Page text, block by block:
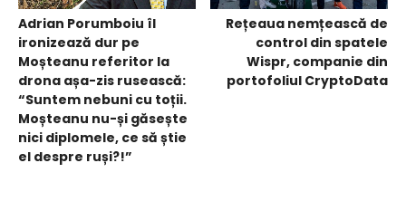
Adrian Porumboiu îl
ironizează dur pe
Moșteanu referitor la
drona așa-zis rusească:
“Suntem nebuni cu toții.
Moșteanu nu-și găsește
nici diplomele, ce să știe
el despre ruși?!”
Rețeaua nemțească de
control din spatele
Wispr, companie din
portofoliul CryptoData